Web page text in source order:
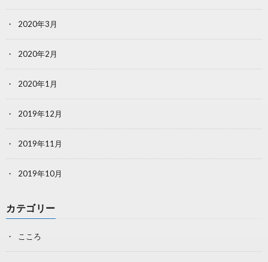
2020年3月
2020年2月
2020年1月
2019年12月
2019年11月
2019年10月
カテゴリー
こころ